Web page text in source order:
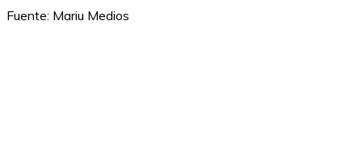
Fuente: Mariu Medios